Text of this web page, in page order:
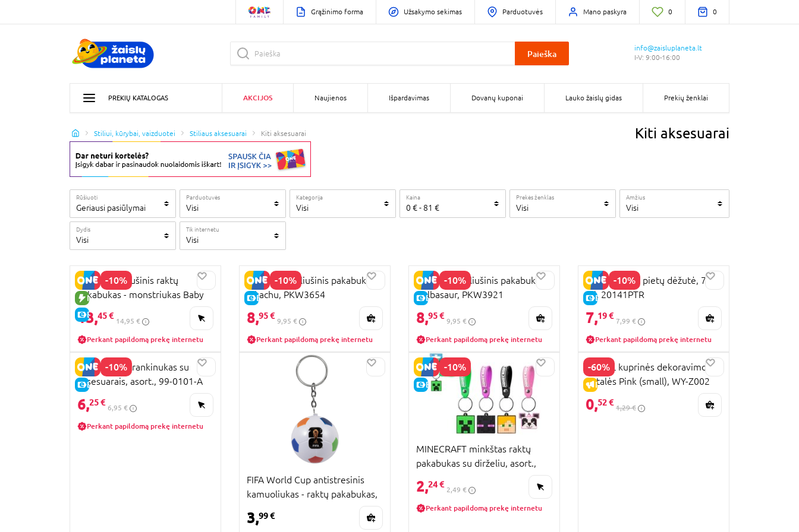
Grąžinimo forma Užsakymo sekimas Parduotuvės Mano paskyra 0 0
Paieška
info@zaisluplaneta.lt
I-V: 9:00-16:00
PREKIŲ KATALOGAS AKCIJOS Naujienos Išpardavimas Dovanų kuponai Lauko žaislų gidas Prekių ženklai
Stiliui, kūrybai, vaizduotei Stiliaus aksesuarai Kiti aksesuarai Kiti aksesuarai
Rūšiuoti
Geriausi pasiūlymai
Parduotuvės
Visi
Kategorija
Visi
Kaina
0 €- 81 €
Prekės ženklas
Visi
Amžius
Visi
Dydis
Visi
Tik internetu
Visi
-10%
NAUJA PREKĖ
E-KAINA
FUGGLER pliušinis raktų
pakabukas - monstriukas Baby
Baddie, 1 serija, asort., 15786
13,45 €
14,95 €
Perkant papildomą prekę internetu
-10%
E-KAINA
POKEMON pliušinis pakabukas
Pikachu, PKW3654
8,95 €
9,95 €
Perkant papildomą prekę internetu
-10%
E-KAINA
POKEMON pliušinis pakabukas
Bulbasaur, PKW3921
8,95 €
9,95 €
Perkant papildomą prekę internetu
-10%
E-KAINA
HELLO KITTY pietų dėžutė, 765
ml, 20141PTR
7,19 €
7,99 €
Perkant papildomą prekę internetu
-10%
E-KAINA
BARBIE mini rankinukas su
aksesuarais, asort., 99-0101-A
6,25 €
6,95 €
Perkant papildomą prekę internetu
FIFA World Cup antistresinis
kamuoliukas - raktų pakabukas,
3,99 €
-10%
E-KAINA
MINECRAFT minkštas raktų
pakabukas su dirželiu, asort.,
2,24 €
2,49 €
Perkant papildomą prekę internetu
-60%
IŠPARDAVIMAS
UPIXEL kuprinės dekoravimo
detalės Pink (small), WY-Z002
0,52 €
1,29 €